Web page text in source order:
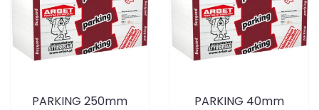
PARKING 250mm
PARKING 40mm